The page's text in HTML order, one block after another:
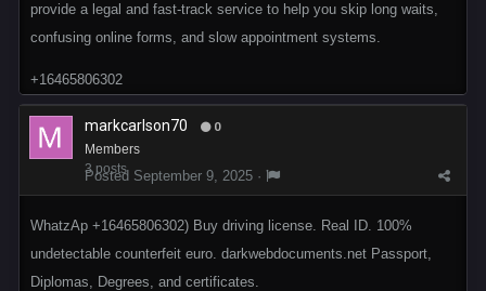
provide a legal and fast-track service to help you skip long waits,
confusing online forms, and slow appointment systems.
+16465806302
markcarlson70 0
Members
3 posts
Posted September 9, 2025 ·
WhatzAp +16465806302) Buy driving license. Real ID. 100%
undetectable counterfeit euro. darkwebdocuments.net Passport,
Diplomas, Degrees, and certificates.